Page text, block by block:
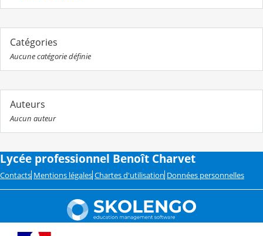
Catégories
Aucune catégorie définie
Auteurs
Aucun auteur
Lycée professionnel Benoît Charvet
Contacts Mentions légales Chartes d'utilisation Données personnelles